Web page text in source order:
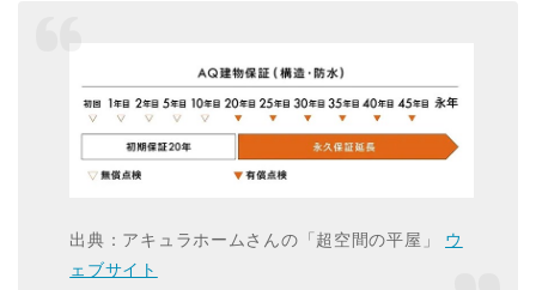
出典：アキュラホームさんの「超空間の平屋」 ウ
ェブサイト